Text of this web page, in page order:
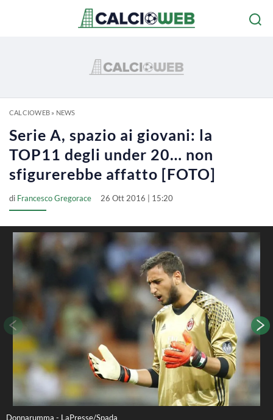
CALCIOWEB» NEWS
Serie A, spazio ai giovani: la
TOP11 degli under 20… non
sfigurerebbe affatto [FOTO]
di Francesco Gregorace 26 Ott 2016 | 15:20
Donnarumma - LaPresse/Spada